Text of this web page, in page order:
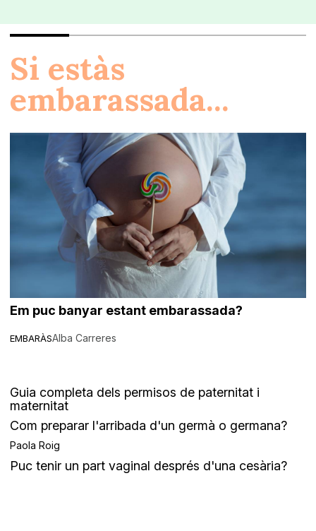
Si estàs
embarassada...
EMBARÀS
Em puc banyar estant embarassada?
Alba Carreres
Guia completa dels permisos de paternitat i
maternitat
Com preparar l'arribada d'un germà o germana?
Paola Roig
Puc tenir un part vaginal després d'una cesària?